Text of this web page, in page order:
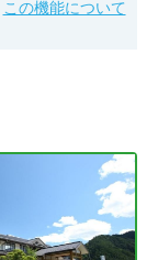
この機能について